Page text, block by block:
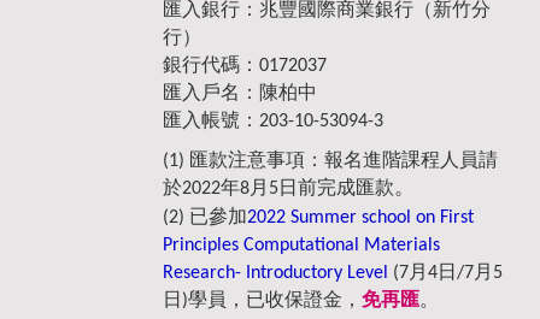
匯入銀行：兆豐國際商業銀行（新竹分
行）
銀行代碼：0172037
匯入戶名：陳柏中
匯入帳號：203-10-53094-3
(1) 匯款注意事項：報名進階課程人員請
於2022年8月5日前完成匯款。
(2) 已參加2022 Summer school on First
Principles Computational Materials
Research- Introductory Level (7月4日/7月5
日)學員，已收保證金， 免再匯。